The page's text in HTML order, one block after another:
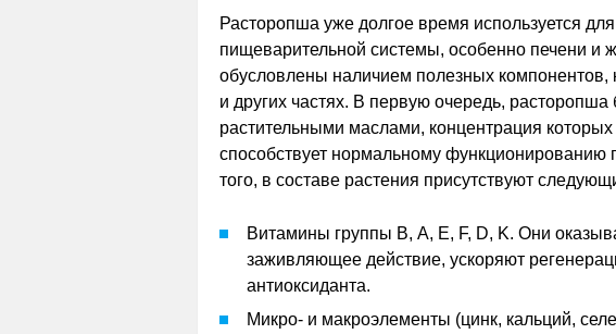
Расторопша уже долгое время используется
пищеварительной системы, особенно печени и
обусловлены наличием полезных компонентов,
и других частях. В первую очередь,
растительными маслами, концентрация
способствует нормальному функционированию
того, в составе растения присутствуют
Витамины группы В, А, Е, F, D, K. Они
заживляющее действие, ускоряют
антиоксиданта.
Микро- и макроэлементы (цинк, кальций,